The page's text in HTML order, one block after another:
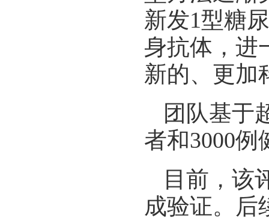
新发1型糖
身抗体，进
新的、更加
团队基于
者和3000例
目前，该
成验证。后